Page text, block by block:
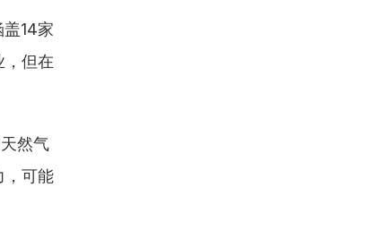
14家
，但在
然气
，可能